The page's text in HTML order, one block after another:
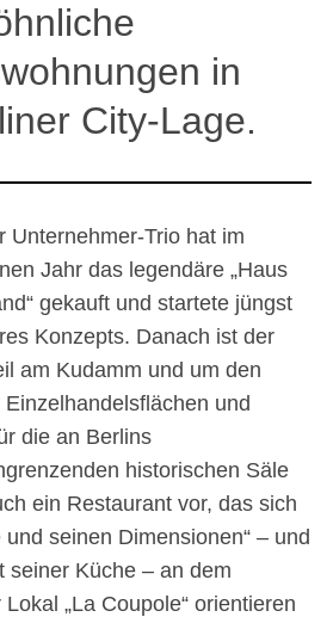
in
City-Lage.
Unternehmer-Trio hat im
Jahr das legendäre „Haus
gekauft und startete jüngst
Konzepts. Danach ist der
am Kudamm und um den
und
die an Berlins
historischen Säle
ein Restaurant vor, das sich
seinen Dimensionen“ – und
seiner Küche – an dem
„La Coupole“ orientieren